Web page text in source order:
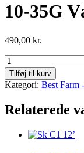
10-35G
490,00 kr.
10-
35G
Vægt:
23,0
antal
Tilføj til kurv
Kategori: Best Farm
Relaterede